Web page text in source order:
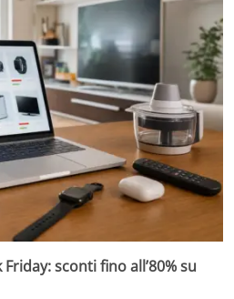
sconti fino all’80% su